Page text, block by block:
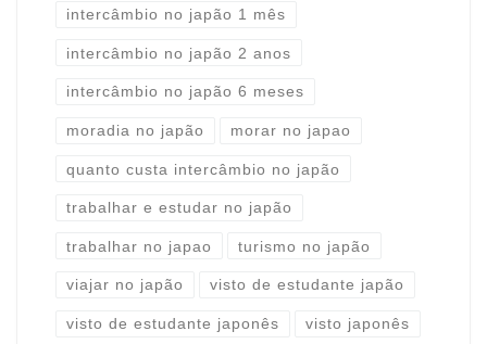
intercâmbio no japão 1 mês
intercâmbio no japão 2 anos
intercâmbio no japão 6 meses
moradia no japão morar no japao
quanto custa intercâmbio no japão
trabalhar e estudar no japão
trabalhar no japao turismo no japão
viajar no japão visto de estudante japão
visto de estudante japonês visto japonês